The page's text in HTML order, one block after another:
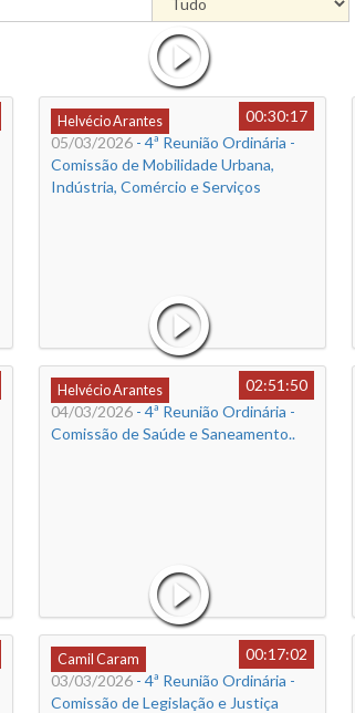
Helvécio Arantes
00:30:17
05/03/2026- 4ª Reunião Ordinária -
Comissão de Mobilidade Urbana,
Indústria, Comércio e Serviços
Helvécio Arantes
02:51:50
04/03/2026- 4ª Reunião Ordinária -
Comissão de Saúde e Saneamento..
Camil Caram
00:17:02
03/03/2026- 4ª Reunião Ordinária -
Comissão de Legislação e Justiça